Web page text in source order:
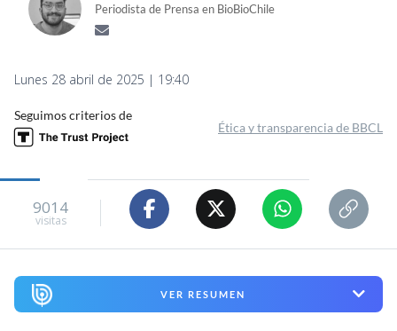
Periodista de Prensa en BioBioChile
Lunes 28 abril de 2025 | 19:40
Seguimos criterios de
Ética y transparencia de BBCL
9014
visitas
VER RESUMEN